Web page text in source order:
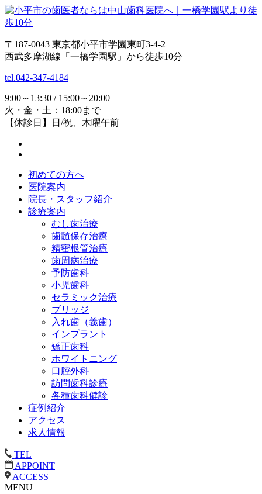
〒187-0043 東京都小平市学園東町3-4-2
西武多摩湖線「一橋学園駅」から徒歩10分
tel.042-347-4184
9:00～13:30 / 15:00～20:00
火・金・土：18:00まで
【休診日】日/祝、木曜午前
初めての方へ
医院案内
院長・スタッフ紹介
診療案内
むし歯治療
歯髄保存治療
精密根管治療
歯周病治療
予防歯科
小児歯科
セラミック治療
ブリッジ
入れ歯（義歯）
インプラント
矯正歯科
ホワイトニング
口腔外科
訪問歯科診療
各種歯科健診
症例紹介
アクセス
求人情報
TEL
APPOINT
ACCESS
MENU